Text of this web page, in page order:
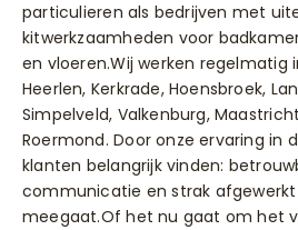
particulieren als bedrijven met
kitwerkzaamheden voor
en vloeren.Wij werken regelmatig
Heerlen, Kerkrade, Hoensbroek,
Simpelveld, Valkenburg,
Roermond. Door onze ervaring in
klanten belangrijk vinden:
communicatie en strak
meegaat.Of het nu gaat om het